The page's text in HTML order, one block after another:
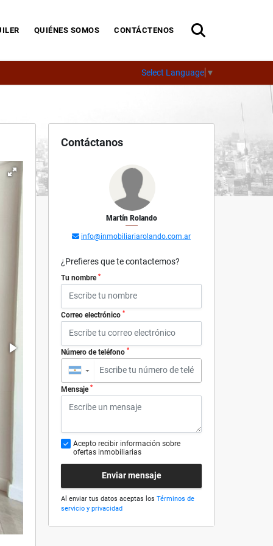
QUIÉNES SOMOS CONTÁCTENOS
Select Language ▼
Contáctanos
Martín Rolando
info@inmobiliariarolando.com.ar
¿Prefieres que te contactemos?
Tu nombre *
Correo electrónico *
Número de teléfono *
▼
Mensaje *
Acepto recibir información sobre
ofertas inmobiliarias
Enviar mensaje
Al enviar tus datos aceptas los Términos de
servicio y privacidad